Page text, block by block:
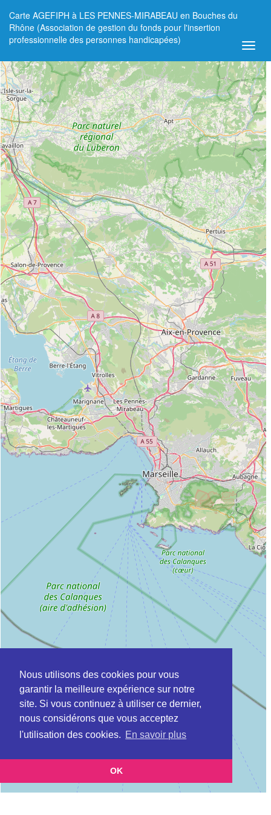
Nous utilisons des cookies pour vous
garantir la meilleure expérience sur notre
site. Si vous continuez à utiliser ce dernier,
nous considérons que vous acceptez
l'utilisation des cookies. En savoir plus
OK
Carte AGEFIPH à LES PENNES-MIRABEAU en Bouches du
Rhône (Association de gestion du fonds pour l'insertion
professionnelle des personnes handicapées)
+
−